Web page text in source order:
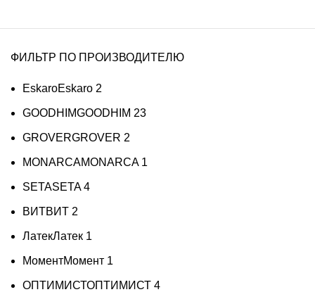
ФИЛЬТР ПО ПРОИЗВОДИТЕЛЮ
EskaroEskaro 2
GOODHIMGOODHIM 23
GROVERGROVER 2
MONARCAMONARCA 1
SETASETA 4
ВИТВИТ 2
ЛатекЛатек 1
МоментМомент 1
ОПТИМИСТОПТИМИСТ 4